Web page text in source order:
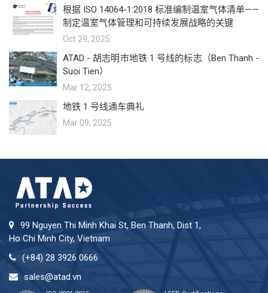
根据 ISO 14064-1:2018 标准编制温室气体清单——
制定温室气体管理和可持续发展战略的关键
Oct 29, 2025
ATAD - 胡志明市地铁 1 号线的标志（Ben Thanh -
Suoi Tien）
Mar 12, 2025
地铁 1 号线通车典礼
Mar 09, 2025
99 Nguyen Thi Minh Khai St, Ben Thanh, Dist 1,
Ho Chi Minh City, Vietnam
(+84) 28 3926 0666
sales@atad.vn